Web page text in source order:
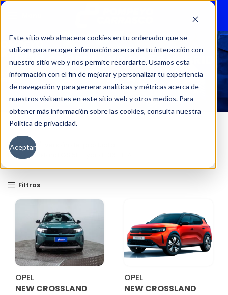
Este sitio web almacena cookies en tu ordenador que se
utilizan para recoger información acerca de tu interacción con
nuestro sitio web y nos permite recordarte. Usamos esta
información con el fin de mejorar y personalizar tu experiencia
de navegación y para generar analíticas y métricas acerca de
nuestros visitantes en este sitio web y otros medios. Para
obtener más información sobre las cookies, consulta nuestra
Política de privacidad.
Aceptar
NEW CROSSLAND GS 5P HYBRID
136 HP AT
Inicio
New Crossland GS 5P Hybrid 136 HP AT
Filtros
OPEL
NEW CROSSLAND
OPEL
NEW CROSSLAND